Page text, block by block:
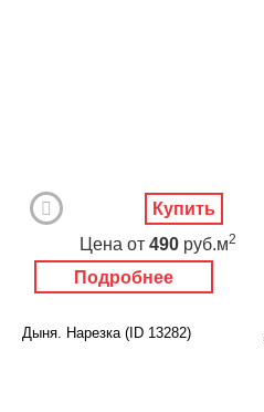
Подробнее
Цена от 490 руб.м2
Купить
Дыня. Нарезка (ID 13282)